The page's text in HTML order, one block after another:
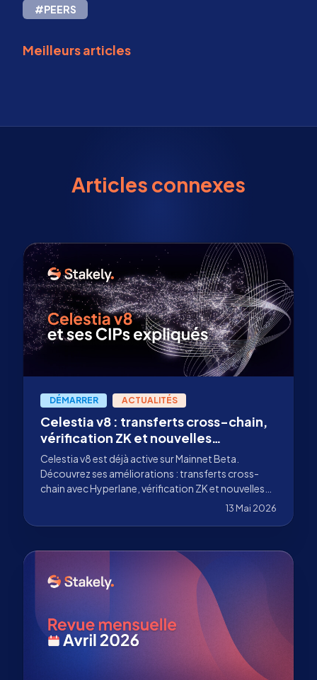
#PEERS
Meilleurs articles
Articles connexes
DÉMARRER ACTUALITÉS
Celestia v8 : transferts cross-chain,
vérification ZK et nouvelles
commissions pour les validateurs TIA
Celestia v8 est déjà active sur Mainnet Beta.
Découvrez ses améliorations : transferts cross-
chain avec Hyperlane, vérification ZK et nouvelles
13 Mai 2026